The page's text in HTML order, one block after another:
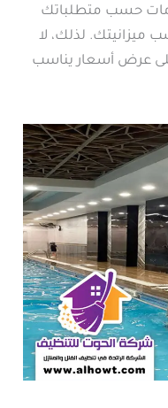
حسب متطلباتك
لذلك، لا
عرض أسعار يناسب